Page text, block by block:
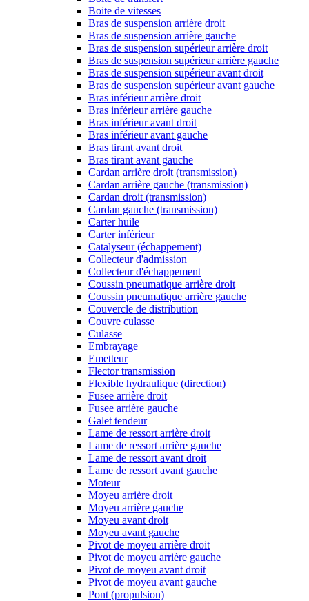
Boite de vitesses
Bras de suspension arrière droit
Bras de suspension arrière gauche
Bras de suspension supérieur arrière droit
Bras de suspension supérieur arrière gauche
Bras de suspension supérieur avant droit
Bras de suspension supérieur avant gauche
Bras inférieur arrière droit
Bras inférieur arrière gauche
Bras inférieur avant droit
Bras inférieur avant gauche
Bras tirant avant droit
Bras tirant avant gauche
Cardan arrière droit (transmission)
Cardan arrière gauche (transmission)
Cardan droit (transmission)
Cardan gauche (transmission)
Carter huile
Carter inférieur
Catalyseur (échappement)
Collecteur d'admission
Collecteur d'échappement
Coussin pneumatique arrière droit
Coussin pneumatique arrière gauche
Couvercle de distribution
Couvre culasse
Culasse
Embrayage
Emetteur
Flector transmission
Flexible hydraulique (direction)
Fusee arrière droit
Fusee arrière gauche
Galet tendeur
Lame de ressort arrière droit
Lame de ressort arrière gauche
Lame de ressort avant droit
Lame de ressort avant gauche
Moteur
Moyeu arrière droit
Moyeu arrière gauche
Moyeu avant droit
Moyeu avant gauche
Pivot de moyeu arrière droit
Pivot de moyeu arrière gauche
Pivot de moyeu avant droit
Pivot de moyeu avant gauche
Pont (propulsion)